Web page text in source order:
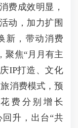
费成效明显，
动，加力扩围
新，带动消费
聚焦“月月有主
IP打造、文化
消费模式，预
费分别增长
回升，出台“共